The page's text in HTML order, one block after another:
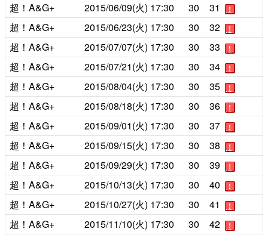
超！A&G+ 2015/06/09(火) 17:30 30 31 ！
超！A&G+ 2015/06/23(火) 17:30 30 32 ！
超！A&G+ 2015/07/07(火) 17:30 30 33 ！
超！A&G+ 2015/07/21(火) 17:30 30 34 ！
超！A&G+ 2015/08/04(火) 17:30 30 35 ！
超！A&G+ 2015/08/18(火) 17:30 30 36 ！
超！A&G+ 2015/09/01(火) 17:30 30 37 ！
超！A&G+ 2015/09/15(火) 17:30 30 38 ！
超！A&G+ 2015/09/29(火) 17:30 30 39 ！
超！A&G+ 2015/10/13(火) 17:30 30 40 ！
超！A&G+ 2015/10/27(火) 17:30 30 41 ！
超！A&G+ 2015/11/10(火) 17:30 30 42 ！